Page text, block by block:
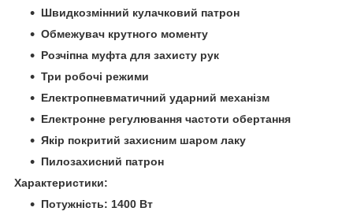
Швидкозмінний кулачковий патрон
Обмежувач крутного моменту
Розчіпна муфта для захисту рук
Три робочі режими
Електропневматичний ударний механізм
Електронне регулювання частоти обертання
Якір покритий захисним шаром лаку
Пилозахисний патрон
Характеристики:
Потужність: 1400 Вт